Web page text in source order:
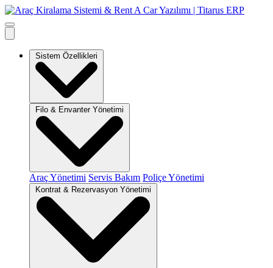
Sistem Özellikleri
Filo & Envanter Yönetimi
Araç Yönetimi Servis Bakım Poliçe Yönetimi
Kontrat & Rezervasyon Yönetimi